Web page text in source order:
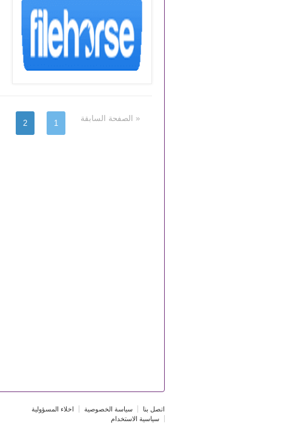
« الصفحة السابقة
1
2
اتصل بنا سياسة الخصوصية
اخلاء المسؤولية
سياسية الاستخدام